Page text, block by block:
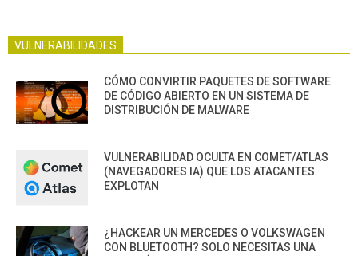
VULNERABILIDADES
CÓMO CONVIRTIR PAQUETES DE SOFTWARE
DE CÓDIGO ABIERTO EN UN SISTEMA DE
DISTRIBUCIÓN DE MALWARE
VULNERABILIDAD OCULTA EN COMET/ATLAS
(NAVEGADORES IA) QUE LOS ATACANTES
EXPLOTAN
¿HACKEAR UN MERCEDES O VOLKSWAGEN
CON BLUETOOTH? SOLO NECESITAS UNA